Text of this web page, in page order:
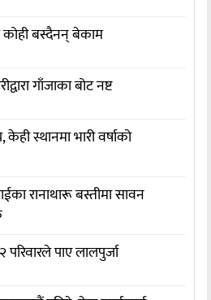
कोही बस्दैनन् बेकाम
गाँजाका बोट नष्ट
स्थानमा भारी वर्षाको
रानाथारू बस्तीमा सावन
पाए लालपुर्जा